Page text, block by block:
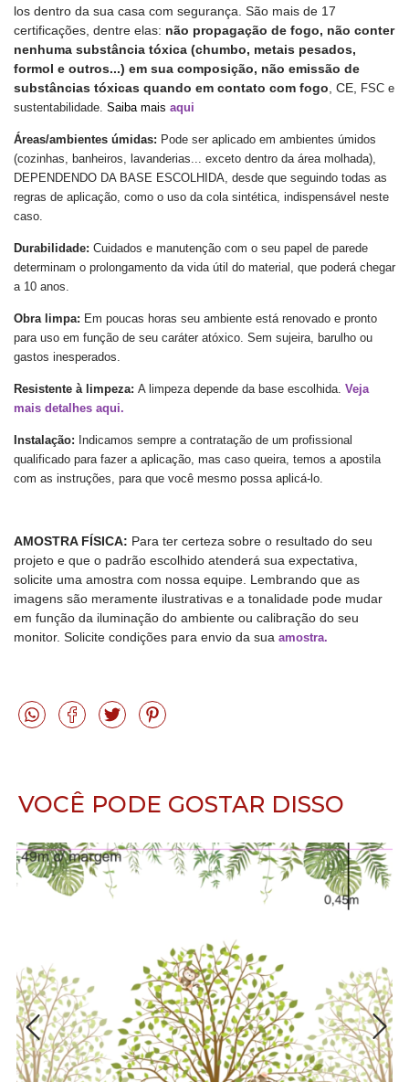
los dentro da sua casa com segurança. São mais de 17
certificações, dentre elas: não propagação de fogo, não conter
nenhuma substância tóxica (chumbo, metais pesados,
formol e outros...) em sua composição, não emissão de
substâncias tóxicas quando em contato com fogo , CE,
FSC e
sustentabilidade. Saiba mais aqui
Áreas/ambientes úmidas: Pode ser aplicado em ambientes úmidos
(cozinhas, banheiros, lavanderias... exceto dentro da área molhada),
DEPENDENDO DA BASE ESCOLHIDA, desde que seguindo todas as
regras de aplicação, como o uso da cola sintética, indispensável neste
caso.
Durabilidade: Cuidados e manutenção com o seu papel de parede
determinam o prolongamento da vida útil do material, que poderá chegar
a 10 anos.
Obra limpa: Em poucas horas seu ambiente está renovado e pronto
para uso em função de seu caráter atóxico. Sem sujeira, barulho ou
gastos inesperados.
Resistente à limpeza: A limpezadepende da base escolhida. Veja
mais detalhes aqui.
Instalação: Indicamos sempre a contratação de um profissional
qualificado para fazer a aplicação, mas caso queira, temos a apostila
com as instruções, para que você mesmo possa aplicá-lo.
AMOSTRA FÍSICA: Para ter certeza sobre o resultado do seu
projeto e que o padrão escolhido atenderá sua expectativa,
solicite uma amostra com nossa equipe. Lembrando que as
imagens são meramente ilustrativas e a tonalidade pode mudar
em função da iluminação do ambiente ou calibração do seu
monitor. Solicite condições para envio da sua amostra.
VOCÊ PODE GOSTAR DISSO